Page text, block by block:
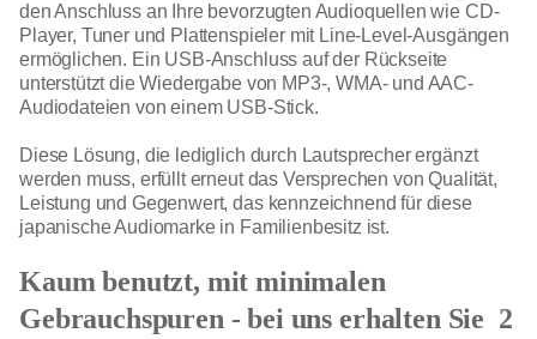
den Anschluss an Ihre bevorzugten Audioquellen wie CD-
Player, Tuner und Plattenspieler mit Line-Level-Ausgängen
ermöglichen. Ein USB-Anschluss auf der Rückseite
unterstützt die Wiedergabe von MP3-, WMA- und AAC-
Audiodateien von einem USB-Stick.
Diese Lösung, die lediglich durch Lautsprecher ergänzt
werden muss, erfüllt erneut das Versprechen von Qualität,
Leistung und Gegenwert, das kennzeichnend für diese
japanische Audiomarke in Familienbesitz ist.
Kaum benutzt, mit minimalen
Gebrauchspuren - bei uns erhalten Sie 2